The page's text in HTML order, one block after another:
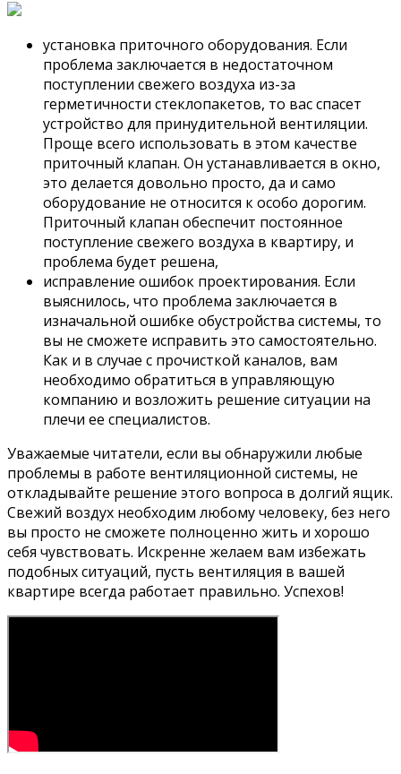
установка приточного оборудования. Если
проблема заключается в недостаточном
поступлении свежего воздуха из-за
герметичности стеклопакетов, то вас спасет
устройство для принудительной вентиляции.
Проще всего использовать в этом качестве
приточный клапан. Он устанавливается в окно,
это делается довольно просто, да и само
оборудование не относится к особо дорогим.
Приточный клапан обеспечит постоянное
поступление свежего воздуха в квартиру, и
проблема будет решена,
исправление ошибок проектирования. Если
выяснилось, что проблема заключается в
изначальной ошибке обустройства системы, то
вы не сможете исправить это самостоятельно.
Как и в случае с прочисткой каналов, вам
необходимо обратиться в управляющую
компанию и возложить решение ситуации на
плечи ее специалистов.
Уважаемые читатели, если вы обнаружили любые
проблемы в работе вентиляционной системы, не
откладывайте решение этого вопроса в долгий ящик.
Свежий воздух необходим любому человеку, без него
вы просто не сможете полноценно жить и хорошо
себя чувствовать. Искренне желаем вам избежать
подобных ситуаций, пусть вентиляция в вашей
квартире всегда работает правильно. Успехов!